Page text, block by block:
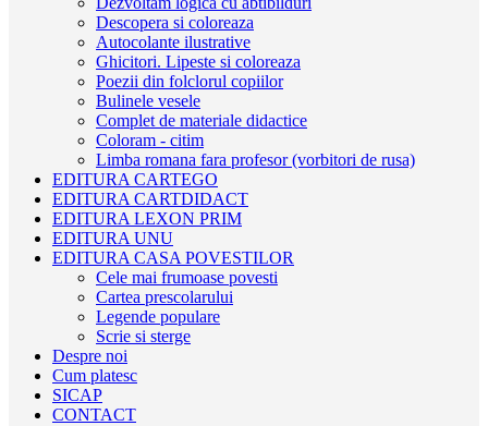
Descopera si coloreaza
Autocolante ilustrative
Ghicitori. Lipeste si coloreaza
Poezii din folclorul copiilor
Bulinele vesele
Complet de materiale didactice
Coloram - citim
Limba romana fara profesor (vorbitori de rusa)
EDITURA CARTEGO
EDITURA CARTDIDACT
EDITURA LEXON PRIM
EDITURA UNU
EDITURA CASA POVESTILOR
Cele mai frumoase povesti
Cartea prescolarului
Legende populare
Scrie si sterge
Despre noi
Cum platesc
SICAP
CONTACT